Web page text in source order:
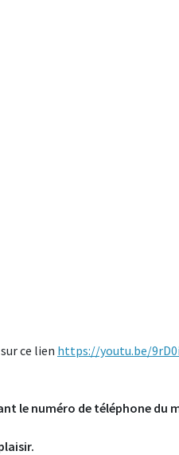
ce lien https://youtu.be/
le numéro de téléphone du